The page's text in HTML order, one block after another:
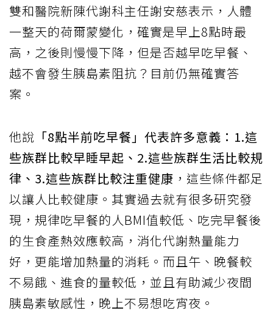
雙和醫院新陳代謝科主任謝安慈表示，人體
一整天的荷爾蒙變化，確實是早上8點時最
高，之後則慢慢下降，但是否越早吃早餐、
越不會發生胰島素阻抗？目前仍無確實答
案。
他說 「8點半前吃早餐」代表許多意義：1.這
些族群比較早睡早起、2.這些族群生活比較規
律、3.這些族群比較注重健康 ，這些條件都足
以讓人比較健康。其實過去就有很多研究發
現，規律吃早餐的人BMI值較低、吃完早餐後
的生食產熱效應較高，消化代謝熱量能力
好，更能增加熱量的消耗。而且午、晚餐較
不易餓、進食的量較低，並且有助減少夜間
胰島素敏感性，晚上不易想吃宵夜。